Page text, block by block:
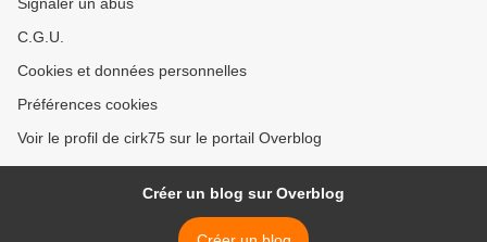
C.G.U.
Cookies et données personnelles
Préférences cookies
Voir le profil de cirk75 sur le portail Overblog
Créer un blog sur Overblog